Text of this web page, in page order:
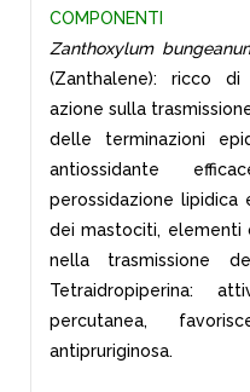
COMPONENTI
Zanthoxylum
(Zanthalene): ricco di
azione sulla
delle terminazioni
antiossidante
perossidazione lipidica
dei mastociti,
nella trasmissione
Tetraidropiperina:
percutanea,
antipruriginosa.